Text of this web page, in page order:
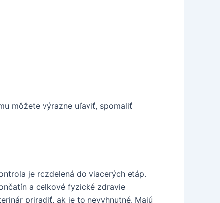
môžete výrazne uľaviť, spomaliť
je rozdelená do viacerých etáp.
a celkové fyzické zdravie
priradiť, ak je to nevyhnutné. Majú